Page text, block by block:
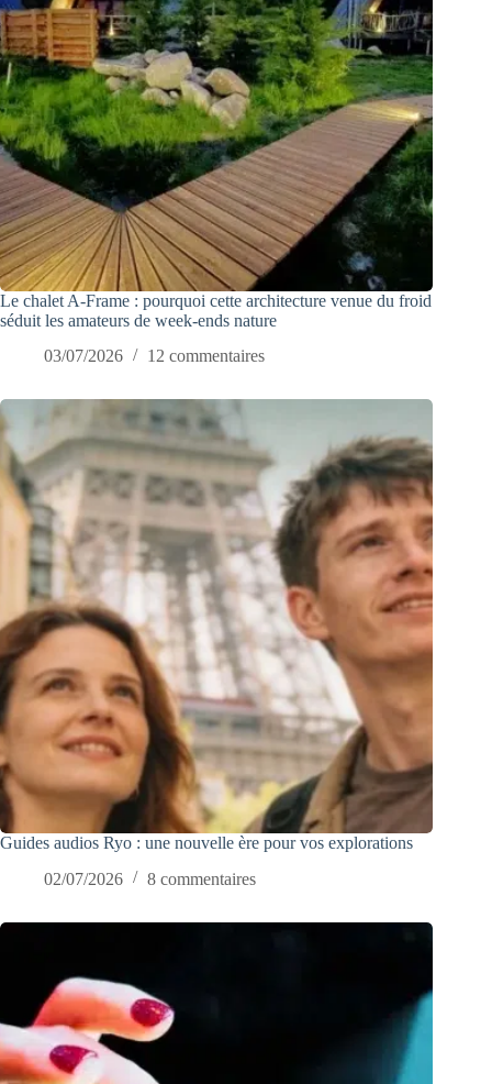
Le chalet A-Frame : pourquoi cette architecture venue du froid
séduit les amateurs de week-ends nature
03/07/2026
12 commentaires
Guides audios Ryo : une nouvelle ère pour vos explorations
02/07/2026
8 commentaires